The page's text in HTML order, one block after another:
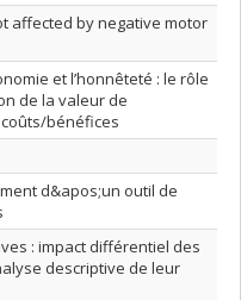
affected by negative motor
et l’honnêteté : le rôle
de la valeur de
coûts/bénéfices
d&apos;un outil de
: impact différentiel des
descriptive de leur